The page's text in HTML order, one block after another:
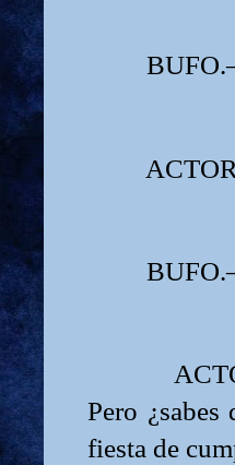
BUFO.
BUFO.
Pero
fiesta de